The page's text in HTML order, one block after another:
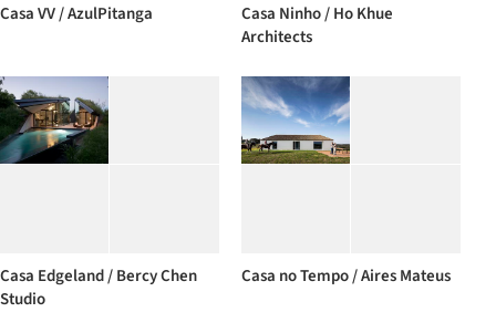
Casa VV / AzulPitanga
Casa Ninho / Ho Khue
Architects
Casa Edgeland / Bercy Chen
Studio
Casa no Tempo / Aires Mateus